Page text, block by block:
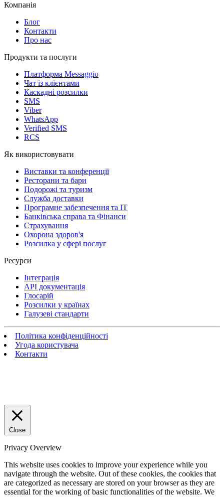
Компанія
Блог
Контакти
Про нас
Продукти та послуги
Платформа Messaggio
Чат із клієнтами
Каскадні розсилки
SMS
Viber
WhatsApp
Verified SMS
RCS
Як використовувати
Виставки та конференції
Ресторани та бари
Подорожі та туризм
Служба доставки
Програмне забезпечення та IT
Банківська справа та Фінанси
Страхування
Охорона здоров'я
Розсилка у сфері послуг
Ресурси
Інтеграція
API документація
Глосарій
Розсилки у країнах
Галузеві стандарти
Політика конфіденційності
Угода користувача
Контакти
Close
Privacy Overview
This website uses cookies to improve your experience while you
navigate through the website. Out of these cookies, the cookies that
are categorized as necessary are stored on your browser as they are
essential for the working of basic functionalities of the website. We